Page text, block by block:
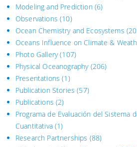
Modeling and Prediction(6)
Observations (10)
Ocean Chemistry and Ecosystems
Oceans Influence on Climate &
Photo Gallery(107)
Physical Oceanography(206)
Presentations (1)
Publication Stories (57)
Publications (2)
Programa de Evaluación del Sistema
Cuantitativa (1)
Research Partnerships (88)